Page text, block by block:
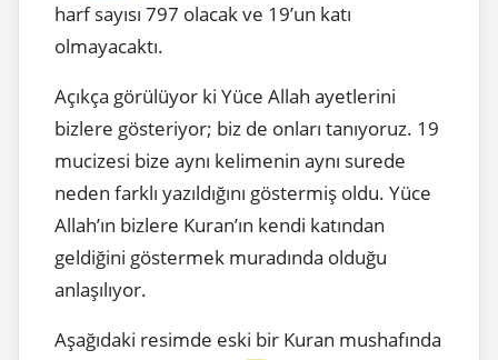
harf sayısı 797 olacak ve 19’un katı
olmayacaktı.
Açıkça görülüyor ki Yüce Allah ayetlerini
bizlere gösteriyor; biz de onları tanıyoruz. 19
mucizesi bize aynı kelimenin aynı surede
neden farklı yazıldığını göstermiş oldu. Yüce
Allah’ın bizlere Kuran’ın kendi katından
geldiğini göstermek muradında olduğu
anlaşılıyor.
Aşağıdaki resimde eski bir Kuran mushafında